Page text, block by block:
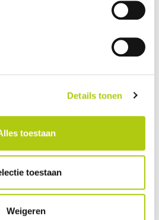
Details tonen
toestaan
toestaan
Weigeren
Mlle